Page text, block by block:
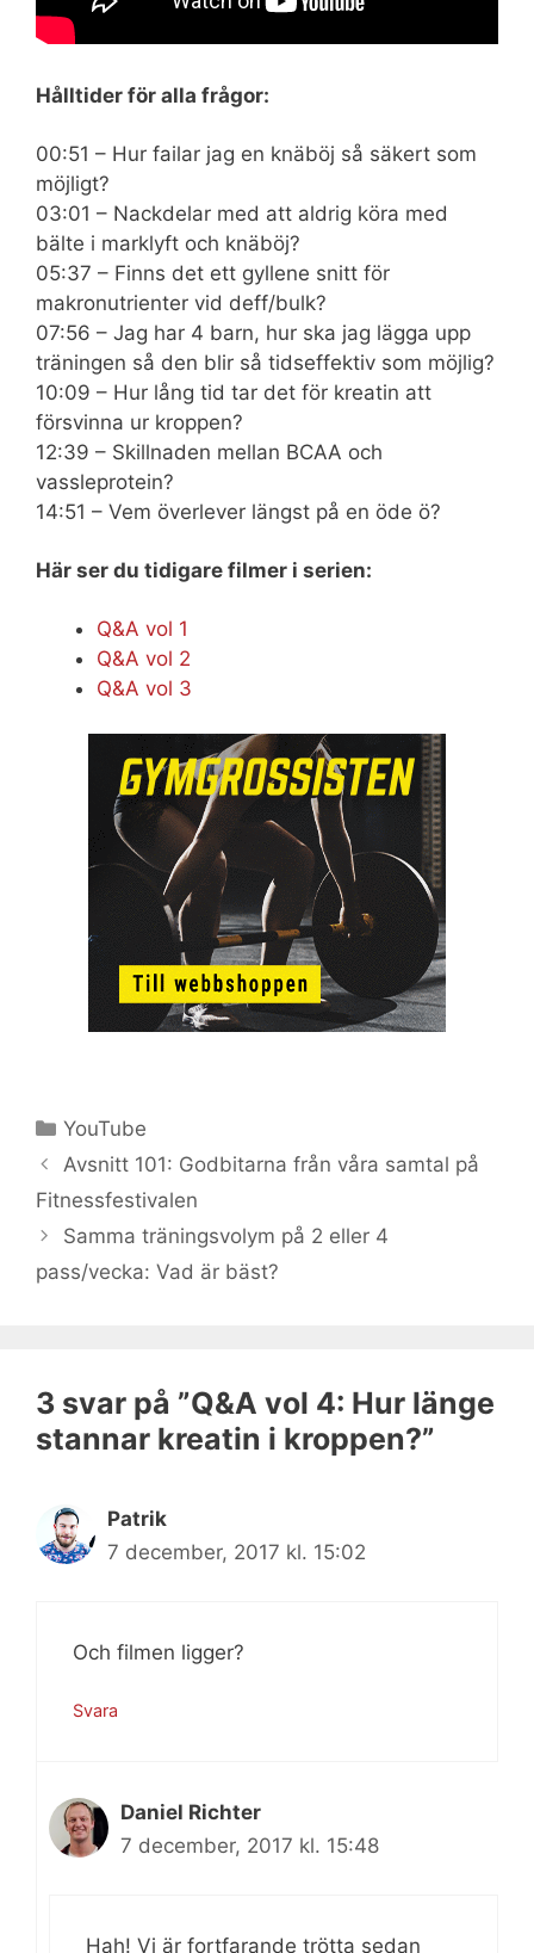
Hålltider för alla frågor:
00:51 – Hur failar jag en knäböj så säkert som
möjligt?
03:01 – Nackdelar med att aldrig köra med
bälte i marklyft och knäböj?
05:37 – Finns det ett gyllene snitt för
makronutrienter vid deff/bulk?
07:56 – Jag har 4 barn, hur ska jag lägga upp
träningen så den blir så tidseffektiv som möjlig?
10:09 – Hur lång tid tar det för kreatin att
försvinna ur kroppen?
12:39 – Skillnaden mellan BCAA och
vassleprotein?
14:51 – Vem överlever längst på en öde ö?
Här ser du tidigare filmer i serien:
Q&A vol 1
Q&A vol 2
Q&A vol 3
Kategorier
YouTube
Avsnitt 101: Godbitarna från våra samtal på
Fitnessfestivalen
Samma träningsvolym på 2 eller 4
pass/vecka: Vad är bäst?
3 svar på ”Q&A vol 4: Hur länge
stannar kreatin i kroppen?”
Patrik
7 december, 2017 kl. 15:02
Och filmen ligger?
Svara
Daniel Richter
7 december, 2017 kl. 15:48
Hah! Vi är fortfarande trötta sedan